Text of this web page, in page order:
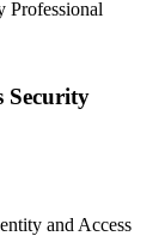
Security
and Access